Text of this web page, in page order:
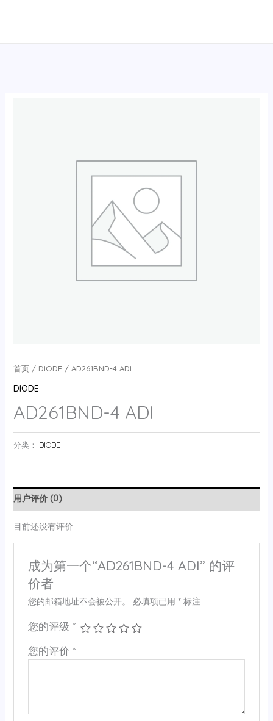
首页/ DIODE/ AD261BND-4 ADI
DIODE
AD261BND-4 ADI
分类： DIODE
用户评价 (0)
目前还没有评价
成为第一个“AD261BND-4 ADI” 的评
价者
您的邮箱地址不会被公开。 必填项已用 *标注
您的评级 *
您的评价 *